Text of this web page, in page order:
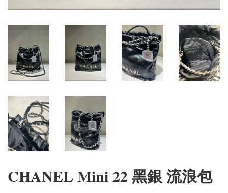
CHANEL Mini 22 黑銀 流浪包